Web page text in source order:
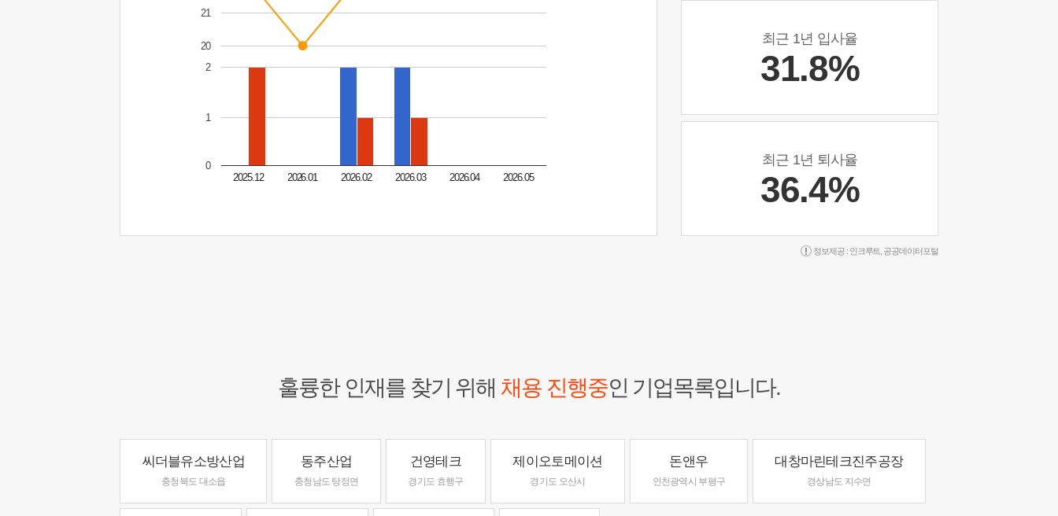
2025.12 2026.01 2026.02 2026.03 2026.04 2026.05
0
1
2
20
21
최근 1년 입사율
31.8%
최근 1년 퇴사율
36.4%
정보제공 : 인크루트 공공데이터포털
훌륭한 인재를 찾기 위해 채용 진행중인 기업목록입니다.
씨더블유소방산업
충청북도 대소읍
동주산업
충청남도 탕정면
건영테크
경기도 효행구
제이오토메이션
경기도 오산시
돈앤우
인천광역시 부평구
대창마린테크진주공장
경상남도 지수면